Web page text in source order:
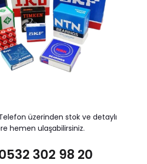
üzerinden stok ve detaylı
hemen ulaşabilirsiniz.
302 98 20